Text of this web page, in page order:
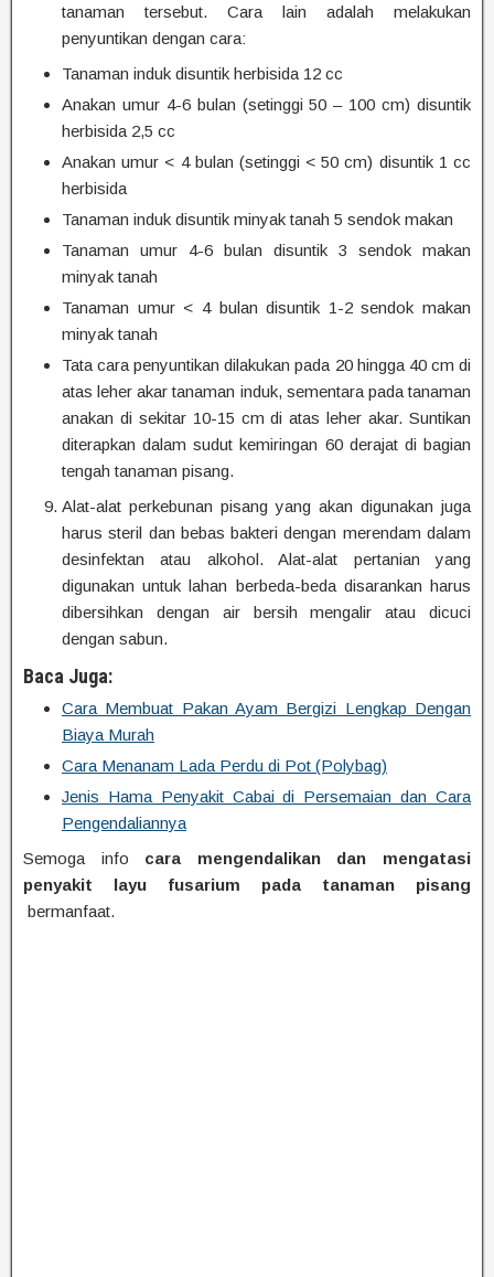
tanaman tersebut. Cara lain adalah melakukan
penyuntikan dengan cara:
Tanaman induk disuntik herbisida 12 cc
Anakan umur 4-6 bulan (setinggi 50 – 100 cm) disuntik
herbisida 2,5 cc
Anakan umur < 4 bulan (setinggi < 50 cm) disuntik 1 cc
herbisida
Tanaman induk disuntik minyak tanah 5 sendok makan
Tanaman umur 4-6 bulan disuntik 3 sendok makan
minyak tanah
Tanaman umur < 4 bulan disuntik 1-2 sendok makan
minyak tanah
Tata cara penyuntikan dilakukan pada 20 hingga 40 cm di
atas leher akar tanaman induk, sementara pada tanaman
anakan di sekitar 10-15 cm di atas leher akar. Suntikan
diterapkan dalam sudut kemiringan 60 derajat di bagian
tengah tanaman pisang.
Alat-alat perkebunan pisang yang akan digunakan juga
harus steril dan bebas bakteri dengan merendam dalam
desinfektan atau alkohol. Alat-alat pertanian yang
digunakan untuk lahan berbeda-beda disarankan harus
dibersihkan dengan air bersih mengalir atau dicuci
dengan sabun.
Baca Juga:
Cara Membuat Pakan Ayam Bergizi Lengkap Dengan
Biaya Murah
Cara Menanam Lada Perdu di Pot (Polybag)
Jenis Hama Penyakit Cabai di Persemaian dan Cara
Pengendaliannya
Semoga info cara mengendalikan dan mengatasi
penyakit layu fusarium pada tanaman pisang
bermanfaat.